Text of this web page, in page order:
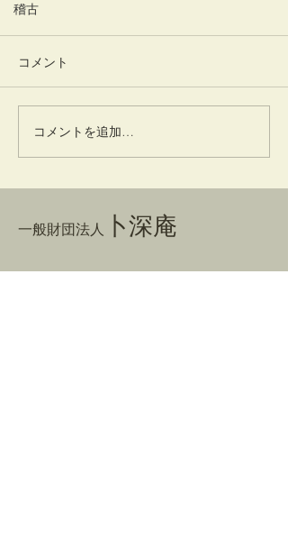
稽古
井でし月かも
コメント
コメントを追加…
一般財団法人 卜深庵